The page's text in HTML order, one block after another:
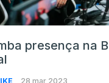
presença na
28 mar 2023